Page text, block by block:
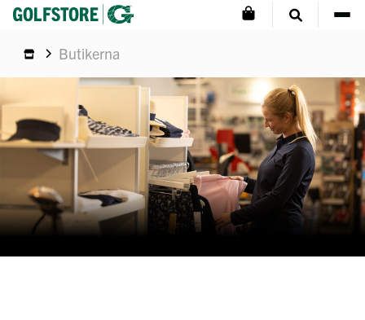
Butikerna